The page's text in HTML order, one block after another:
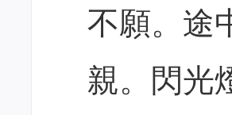
不願。途
親。閃光